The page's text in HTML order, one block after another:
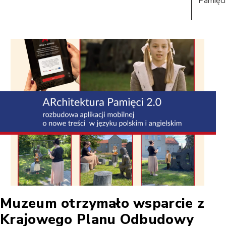
Muzeum otrzymało wsparcie z
Krajowego Planu Odbudowy